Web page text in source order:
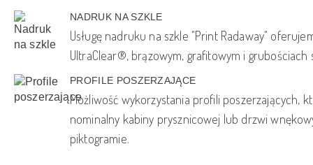
NADRUK NA SZKLE
Usługę nadruku na szkle "Print Radaway"
UltraClear®, brązowym, grafitowym i grubościach
PROFILE POSZERZAJĄCE
Możliwość wykorzystania profili poszerzających,
nominalny kabiny prysznicowej lub drzwi
piktogramie.